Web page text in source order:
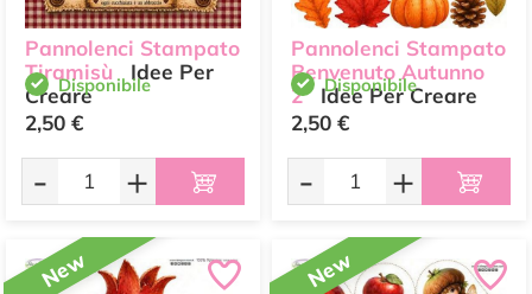
Pannolenci Stampato
Tiramisù
Idee Per
CreareDisponibile
2,50 €
- +
Pannolenci Stampato
Benvenuto Autunno
2
Idee Per Creare
Disponibile
2,50 €
- +
New New